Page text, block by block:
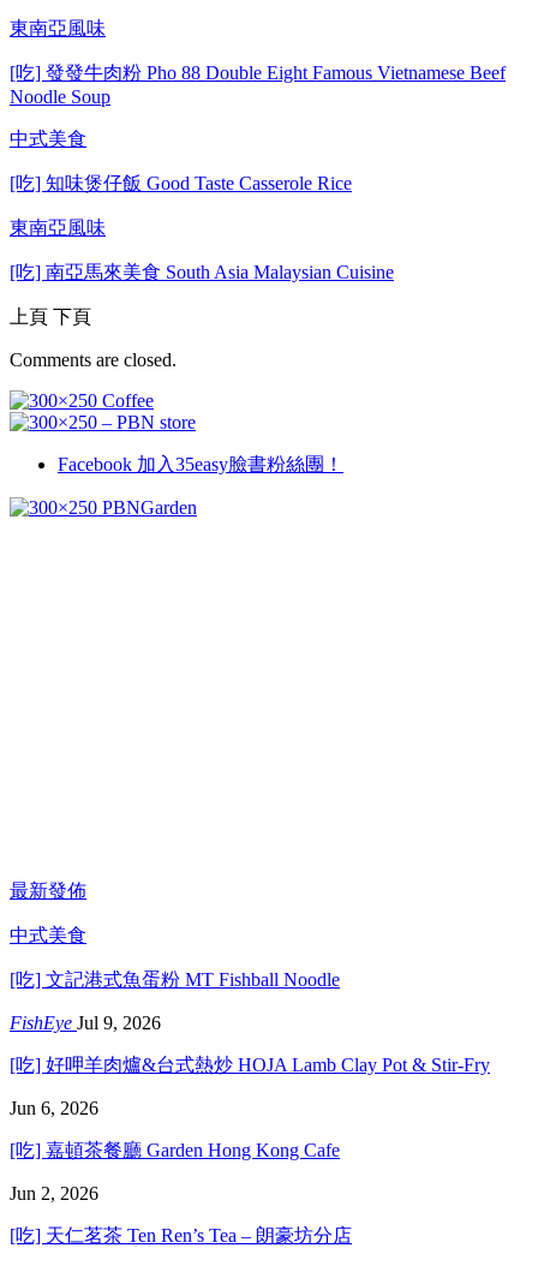
東南亞風味
[吃] 發發牛肉粉 Pho 88 Double Eight Famous Vietnamese Beef
Noodle Soup
中式美食
[吃] 知味煲仔飯 Good Taste Casserole Rice
東南亞風味
[吃] 南亞馬來美食 South Asia Malaysian Cuisine
上頁 下頁
Comments are closed.
Facebook 加入35easy臉書粉絲團！
最新發佈
中式美食
[吃] 文記港式魚蛋粉 MT Fishball Noodle
FishEye Jul 9, 2026
[吃] 好呷羊肉爐&台式熱炒 HOJA Lamb Clay Pot & Stir-Fry
Jun 6, 2026
[吃] 嘉頓茶餐廳 Garden Hong Kong Cafe
Jun 2, 2026
[吃] 天仁茗茶 Ten Ren’s Tea – 朗豪坊分店